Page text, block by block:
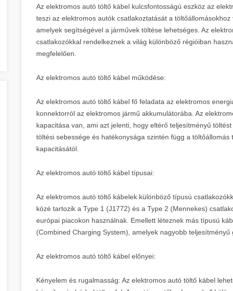
Az elektromos autó töltő kábel kulcsfontosságú eszköz az
teszi az elektromos autók csatlakoztatását a
amelyek segítségével a járművek töltése lehetséges. Az
csatlakozókkal rendelkeznek a világ különböző régióiban
megfelelően.
Az elektromos autó töltő kábel működése:
Az elektromos autó töltő kábel fő feladata az elektromos
konnektorról az elektromos jármű akkumulátorába. Az
kapacitása van, ami azt jelenti, hogy eltérő teljesítményű
töltési sebessége és hatékonysága szintén függ a
kapacitásától.
Az elektromos autó töltő kábel típusai:
Az elektromos autó töltő kábelek különböző típusú
közé tartozik a Type 1 (J1772) és a Type 2 (Mennekes)
európai piacokon használnak. Emellett léteznek más típusú
(Combined Charging System), amelyek nagyobb
Az elektromos autó töltő kábel előnyei:
Kényelem és rugalmasság: Az elektromos autó töltő kábel